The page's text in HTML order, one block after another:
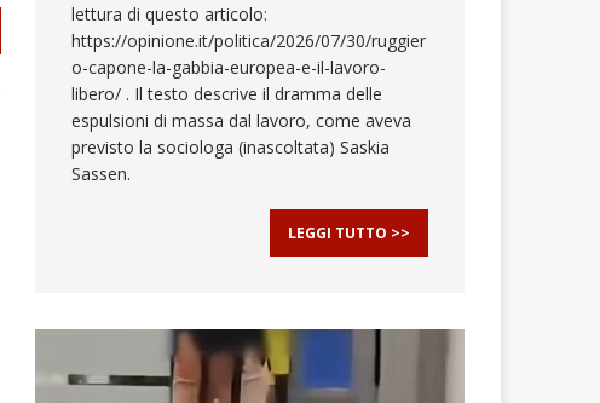
lettura di questo articolo:
https://opinione.it/politica/2026/07/30/ruggier
o-capone-la-gabbia-europea-e-il-lavoro-
libero/ . Il testo descrive il dramma delle
espulsioni di massa dal lavoro, come aveva
previsto la sociologa (inascoltata) Saskia
Sassen.
LEGGI TUTTO >>